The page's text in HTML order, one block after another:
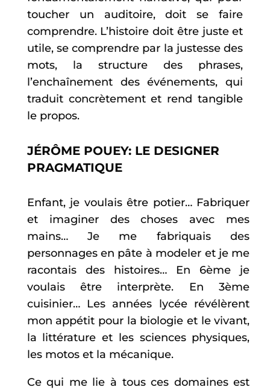
toucher un auditoire, doit se faire
comprendre. L’histoire doit être juste et
utile, se comprendre par la justesse des
mots, la structure des phrases,
l’enchaînement des événements, qui
traduit concrètement et rend tangible
le propos.
JÉRÔME POUEY: LE DESIGNER
PRAGMATIQUE
Enfant, je voulais être potier… Fabriquer
et imaginer des choses avec mes
mains… Je me fabriquais des
personnages en pâte à modeler et je me
racontais des histoires… En 6ème je
voulais être interprète. En 3ème
cuisinier… Les années lycée révélèrent
mon appétit pour la biologie et le vivant,
la littérature et les sciences physiques,
les motos et la mécanique.
Ce qui me lie à tous ces domaines est